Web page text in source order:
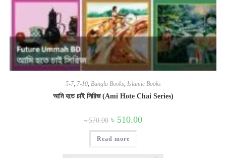
5-7, 7-10, Bangla Books, Islamic Books
আমি হতে চাই সিরিজ (Ami Hote Chai Series)
৳570.00 Original
price
was:
৳ 570.00.
৳ 510.00Current
Read more